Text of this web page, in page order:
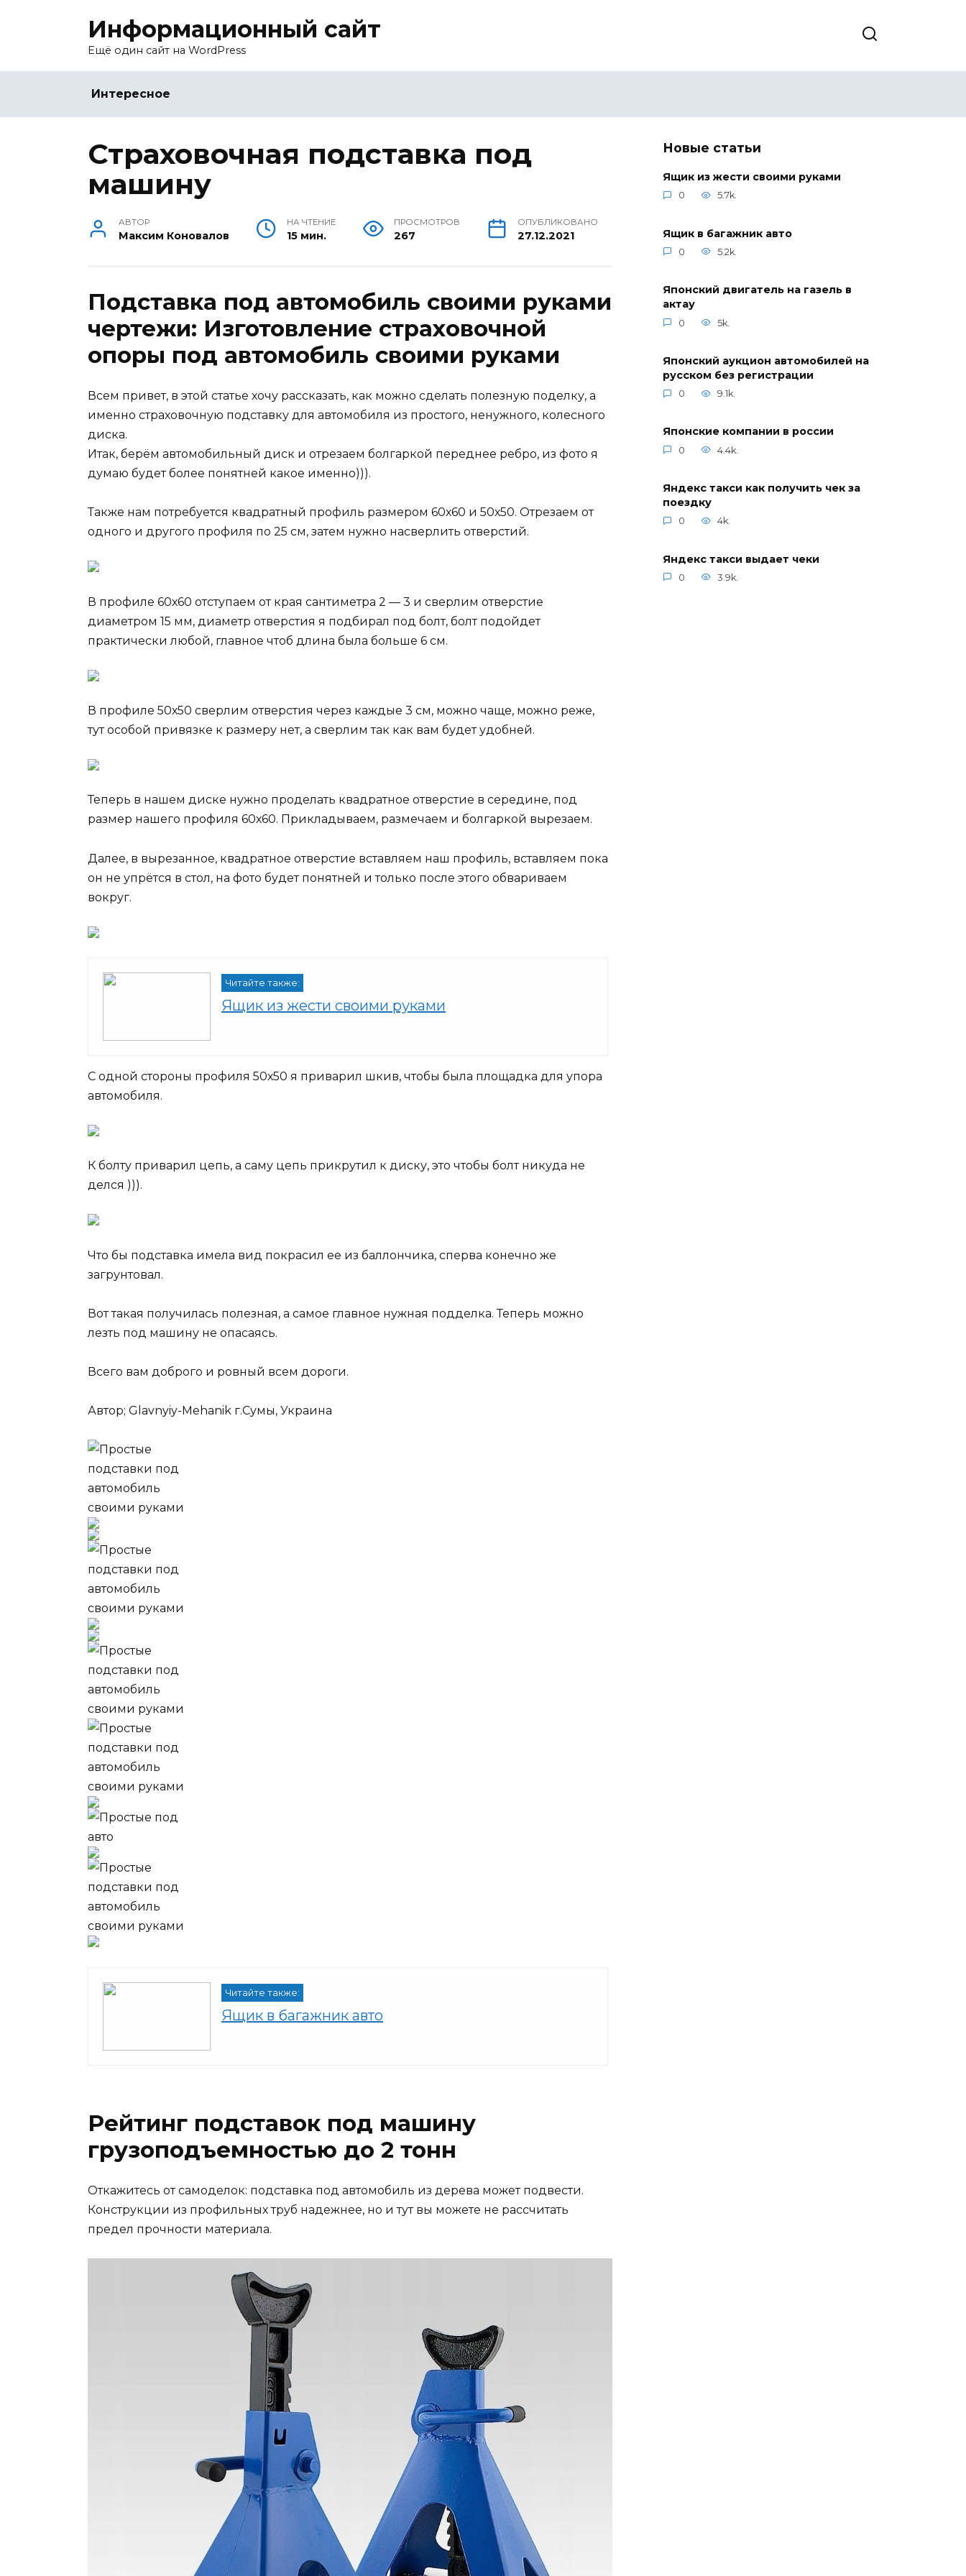
Информационный сайт
Ещё один сайт на WordPress
Интересное
Страховочная подставка под
машину
АВТОР
Максим Коновалов
НА ЧТЕНИЕ
15 мин.
ПРОСМОТРОВ
267
ОПУБЛИКОВАНО
27.12.2021
Подставка под автомобиль своими руками
чертежи: Изготовление страховочной
опоры под автомобиль своими руками
Всем привет, в этой статье хочу рассказать, как можно сделать полезную поделку, а
именно страховочную подставку для автомобиля из простого, ненужного, колесного
диска.
Итак, берём автомобильный диск и отрезаем болгаркой переднее ребро, из фото я
думаю будет более понятней какое именно))).
Также нам потребуется квадратный профиль размером 60х60 и 50х50. Отрезаем от
одного и другого профиля по 25 см, затем нужно насверлить отверстий.
В профиле 60х60 отступаем от края сантиметра 2 — 3 и сверлим отверстие
диаметром 15 мм, диаметр отверстия я подбирал под болт, болт подойдет
практически любой, главное чтоб длина была больше 6 см.
В профиле 50х50 сверлим отверстия через каждые 3 см, можно чаще, можно реже,
тут особой привязке к размеру нет, а сверлим так как вам будет удобней.
Теперь в нашем диске нужно проделать квадратное отверстие в середине, под
размер нашего профиля 60х60. Прикладываем, размечаем и болгаркой вырезаем.
Далее, в вырезанное, квадратное отверстие вставляем наш профиль, вставляем пока
он не упрётся в стол, на фото будет понятней и только после этого обвариваем
вокруг.
Читайте также:
Ящик из жести своими руками
С одной стороны профиля 50х50 я приварил шкив, чтобы была площадка для упора
автомобиля.
К болту приварил цепь, а саму цепь прикрутил к диску, это чтобы болт никуда не
делся ))).
Что бы подставка имела вид покрасил ее из баллончика, сперва конечно же
загрунтовал.
Вот такая получилась полезная, а самое главное нужная подделка. Теперь можно
лезть под машину не опасаясь.
Всего вам доброго и ровный всем дороги.
Автор; Glavnyiy-Mehanik г.Сумы, Украина
Читайте также:
Ящик в багажник авто
Рейтинг подставок под машину
грузоподъемностью до 2 тонн
Откажитесь от самоделок: подставка под автомобиль из дерева может подвести.
Конструкции из профильных труб надежнее, но и тут вы можете не рассчитать
предел прочности материала.
Новые статьи
Ящик из жести своими руками
0 5.7k.
Ящик в багажник авто
0 5.2k.
Японский двигатель на газель в
актау
0 5k.
Японский аукцион автомобилей на
русском без регистрации
0 9.1k.
Японские компании в россии
0 4.4k.
Яндекс такси как получить чек за
поездку
0 4k.
Яндекс такси выдает чеки
0 3.9k.